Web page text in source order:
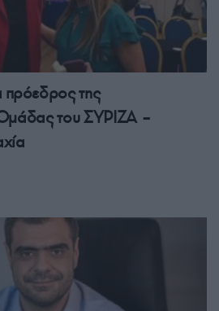
της
του ΣΥΡΙΖΑ –